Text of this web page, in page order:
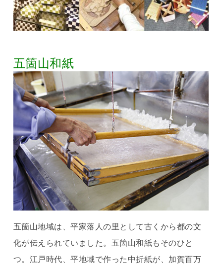
五箇山和紙
五箇山地域は、平家落人の里として古くから都の文
化が伝えられていました。五箇山和紙もそのひと
つ。江戸時代、平地域で作った中折紙が、加賀百万